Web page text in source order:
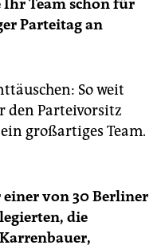
Ihr Team schon für
Parteitag an
So weit
den Parteivorsitz
großartiges Team.
einer von 30 Berliner
die